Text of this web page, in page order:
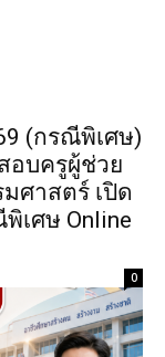
(กรณีพิเศษ)
อบครูผู้ช่วย
ศาสตร์ เปิด
เศษ Online
0